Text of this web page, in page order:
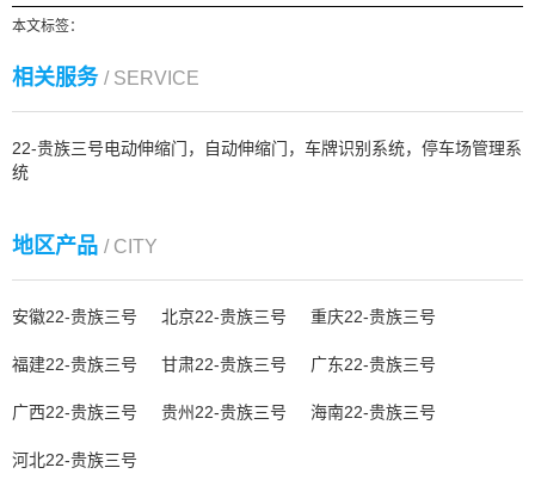
本文标签：
相关服务 / SERVICE
22-贵族三号电动伸缩门，自动伸缩门，车牌识别系统，停车场管理系
统
地区产品 / CITY
安徽22-贵族三号 北京22-贵族三号 重庆22-贵族三号
福建22-贵族三号 甘肃22-贵族三号 广东22-贵族三号
广西22-贵族三号 贵州22-贵族三号 海南22-贵族三号
河北22-贵族三号